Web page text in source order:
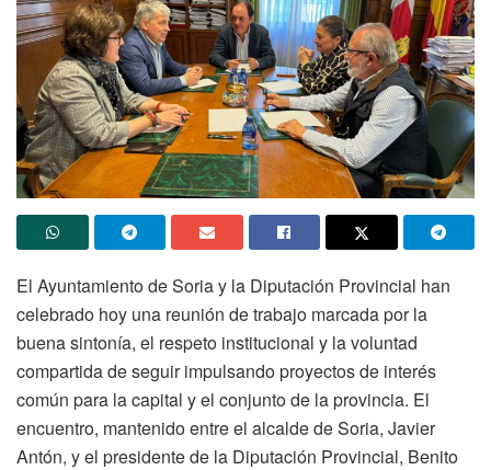
El Ayuntamiento de Soria y la Diputación Provincial han
celebrado hoy una reunión de trabajo marcada por la
buena sintonía, el respeto institucional y la voluntad
compartida de seguir impulsando proyectos de interés
común para la capital y el conjunto de la provincia. El
encuentro, mantenido entre el alcalde de Soria, Javier
Antón, y el presidente de la Diputación Provincial, Benito